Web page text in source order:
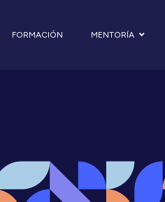
FORMACIÓN MENTORÍA